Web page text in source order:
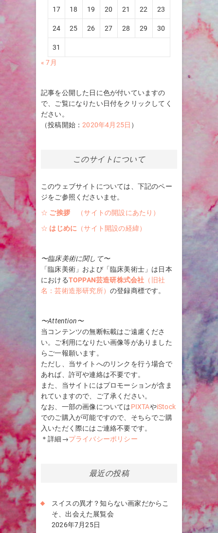
17 18 19 20 21 22 23
24 25 26 27 28 29 30
31
« 7月
記事を公開した日に色が付いていますの
で、ご覧になりたい日付をクリックしてく
ださい。
（投稿開始：2020年4月25日 ）
このサイトについて
このウェブサイトについては、下記のペー
ジをご参照くださいませ。
☆ ご挨拶
（サイトの開設にあたり）
☆ はじめに （サイト開設の経緯）
〜臨床美術に関して〜
「臨床美術」および「臨床美術士」は日本
におけるTOPPAN芸造研株式会社 （旧社
名：芸術造形研究所） の登録商標です。
〜Attention〜
当コンテンツの無断転載はご遠慮くださ
い。ご利用になりたい画像等がありました
らご一報願います。
ただし、当サイトへのリンクを行う場合で
あれば、許可や連絡は不要です。
また、当サイトにはプロモーションが含ま
れていますので、ご了承ください。
なお、一部の画像についてはPIXTAやiStock
でのご購入が可能ですので、そちらでご購
入いただく際にはご連絡不要です。
＊詳細→プライバシーポリシー
最近の投稿
スイスの異才？知らない画家だからこ
そ、出会えた展覧会
2026年7月25日